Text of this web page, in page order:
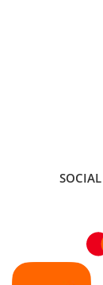
SOCIAL